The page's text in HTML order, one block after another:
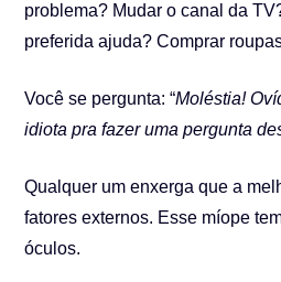
problema? Mudar o canal da
preferida ajuda? Comprar
Você se pergunta: “Moléstia!
idiota pra fazer uma pergunta
Qualquer um enxerga que a
fatores externos. Esse míope
óculos.